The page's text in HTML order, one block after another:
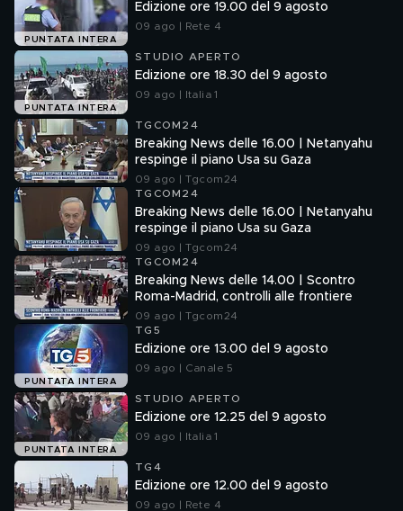
PUNTATA INTERA
Edizione ore 19.00 del 9 agosto
09 ago | Rete 4
PUNTATA INTERA
STUDIO APERTO
Edizione ore 18.30 del 9 agosto
09 ago | Italia 1
TGCOM24
Breaking News delle 16.00 | Netanyahu
respinge il piano Usa su Gaza
09 ago | Tgcom24
TGCOM24
Breaking News delle 16.00 | Netanyahu
respinge il piano Usa su Gaza
09 ago | Tgcom24
TGCOM24
Breaking News delle 14.00 | Scontro
Roma-Madrid, controlli alle frontiere
09 ago | Tgcom24
PUNTATA INTERA
TG5
Edizione ore 13.00 del 9 agosto
09 ago | Canale 5
PUNTATA INTERA
STUDIO APERTO
Edizione ore 12.25 del 9 agosto
09 ago | Italia 1
TG4
Edizione ore 12.00 del 9 agosto
09 ago | Rete 4